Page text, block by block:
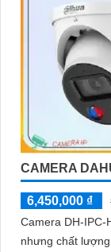
CAMERA
6,450,000 ₫
Camera DH-IPC-
nhưng chất lượng cao. Với độ phân giải 8.0 MP,